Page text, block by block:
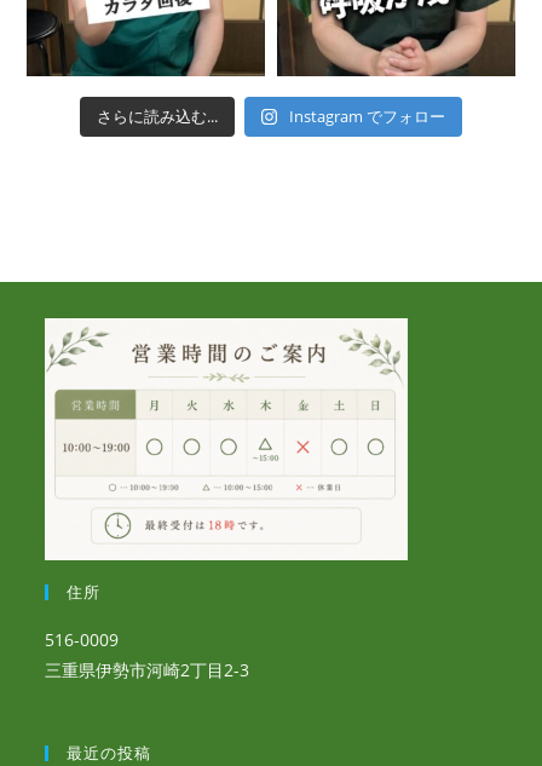
さらに読み込む... Instagram でフォロー
住所
516-0009
三重県伊勢市河崎2丁目2-3
最近の投稿